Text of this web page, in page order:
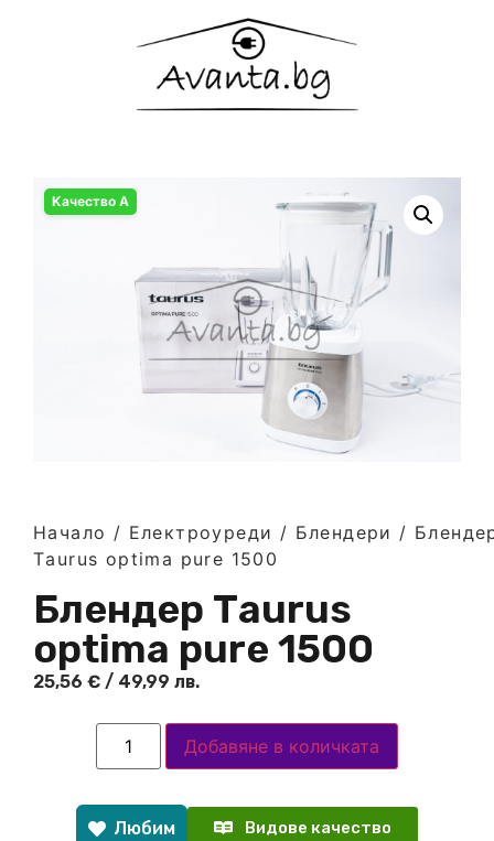
Качество А
Начало / Електроуреди / Блендери /
Тaurus optima pure 1500
Блендер Тaurus
optima pure 1500
25,56 € / 49,99 лв.
Добавяне в количката
Любим Видове качество